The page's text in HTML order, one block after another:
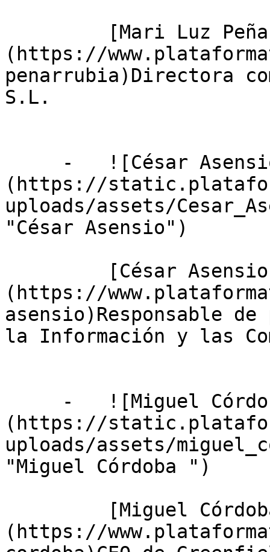
(https://
penarrubia)Directora
S.L.
(https://
uploads/assets/
"César Asensio")
(https://
asensio)Responsable
la Información y las
(https://
uploads/assets/
"Miguel Córdoba ")
(https://